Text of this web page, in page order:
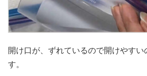
開け口が、ずれているので開けやすい
す。